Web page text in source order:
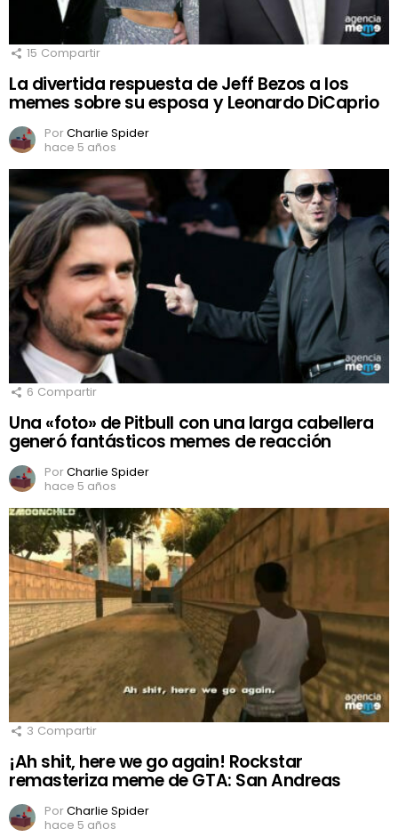
15 Compartir
La divertida respuesta de Jeff Bezos a los
memes sobre su esposa y Leonardo DiCaprio
PorCharlie Spider
hace 5 años
6 Compartir
Una «foto» de Pitbull con una larga cabellera
generó fantásticos memes de reacción
PorCharlie Spider
hace 5 años
3 Compartir
¡Ah shit, here we go again! Rockstar
remasteriza meme de GTA: San Andreas
PorCharlie Spider
hace 5 años